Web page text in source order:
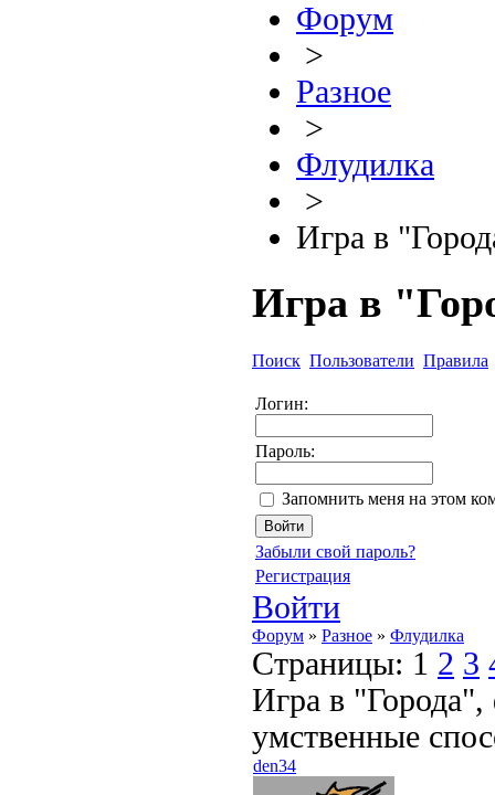
Форум
>
Разное
>
Флудилка
>
Игра в
Игра в
Поиск Пользователи Правила
Логин:
Пароль:
Запомнить меня на этом
Забыли свой пароль?
Регистрация
Войти
Форум » Разное » Флудилка
Страницы: 1 2 3
Игра в "Города",
умственные
den34